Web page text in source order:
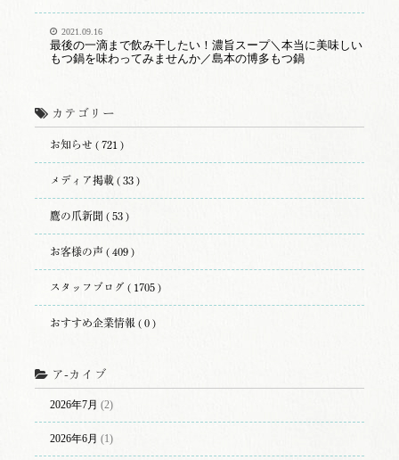
2021.09.16
最後の一滴まで飲み干したい！濃旨スープ＼本当に美味しい
もつ鍋を味わってみませんか／島本の博多もつ鍋
カテゴリー
お知らせ ( 721 )
メディア掲載 ( 33 )
鷹の爪新聞 ( 53 )
お客様の声 ( 409 )
スタッフブログ ( 1705 )
おすすめ企業情報 ( 0 )
ア-カイブ
2026年7月 (2)
2026年6月 (1)